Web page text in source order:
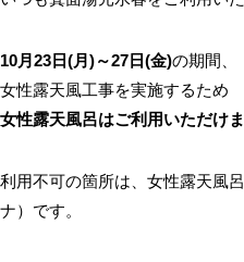
10月23日(月)～27日(金)の期間、
女性露天風工事を実施するため
女性露天風呂はご利用いただけま
利用不可の箇所は、女性露天風
ナ）です。